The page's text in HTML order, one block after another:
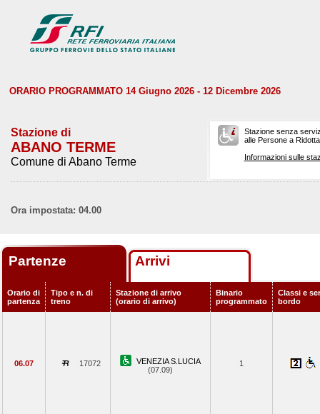
ORARIO PROGRAMMATO 14 Giugno 2026 - 12 Dicembre 2026
Stazione di
ABANO TERME
Comune di Abano Terme
Stazione senza
alle Persone a
Informazioni sulle
Ora impostata: 04.00
Partenze Arrivi
Orario di
partenza
Tipo e n. di
treno
Stazione di arrivo
(orario di arrivo)
Binario
programmato
Classi e
bordo
06.07 17072
VENEZIA S.LUCIA
(07.09)
1